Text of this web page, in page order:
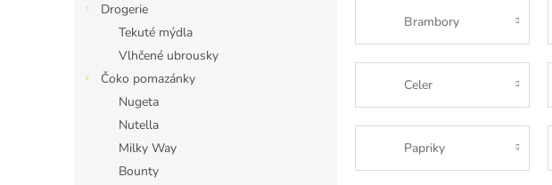
Drogerie
Tekuté mýdla
Vlhčené ubrousky
Čoko pomazánky
Nugeta
Nutella
Milky Way
Bounty
Brambory
Celer
Papriky